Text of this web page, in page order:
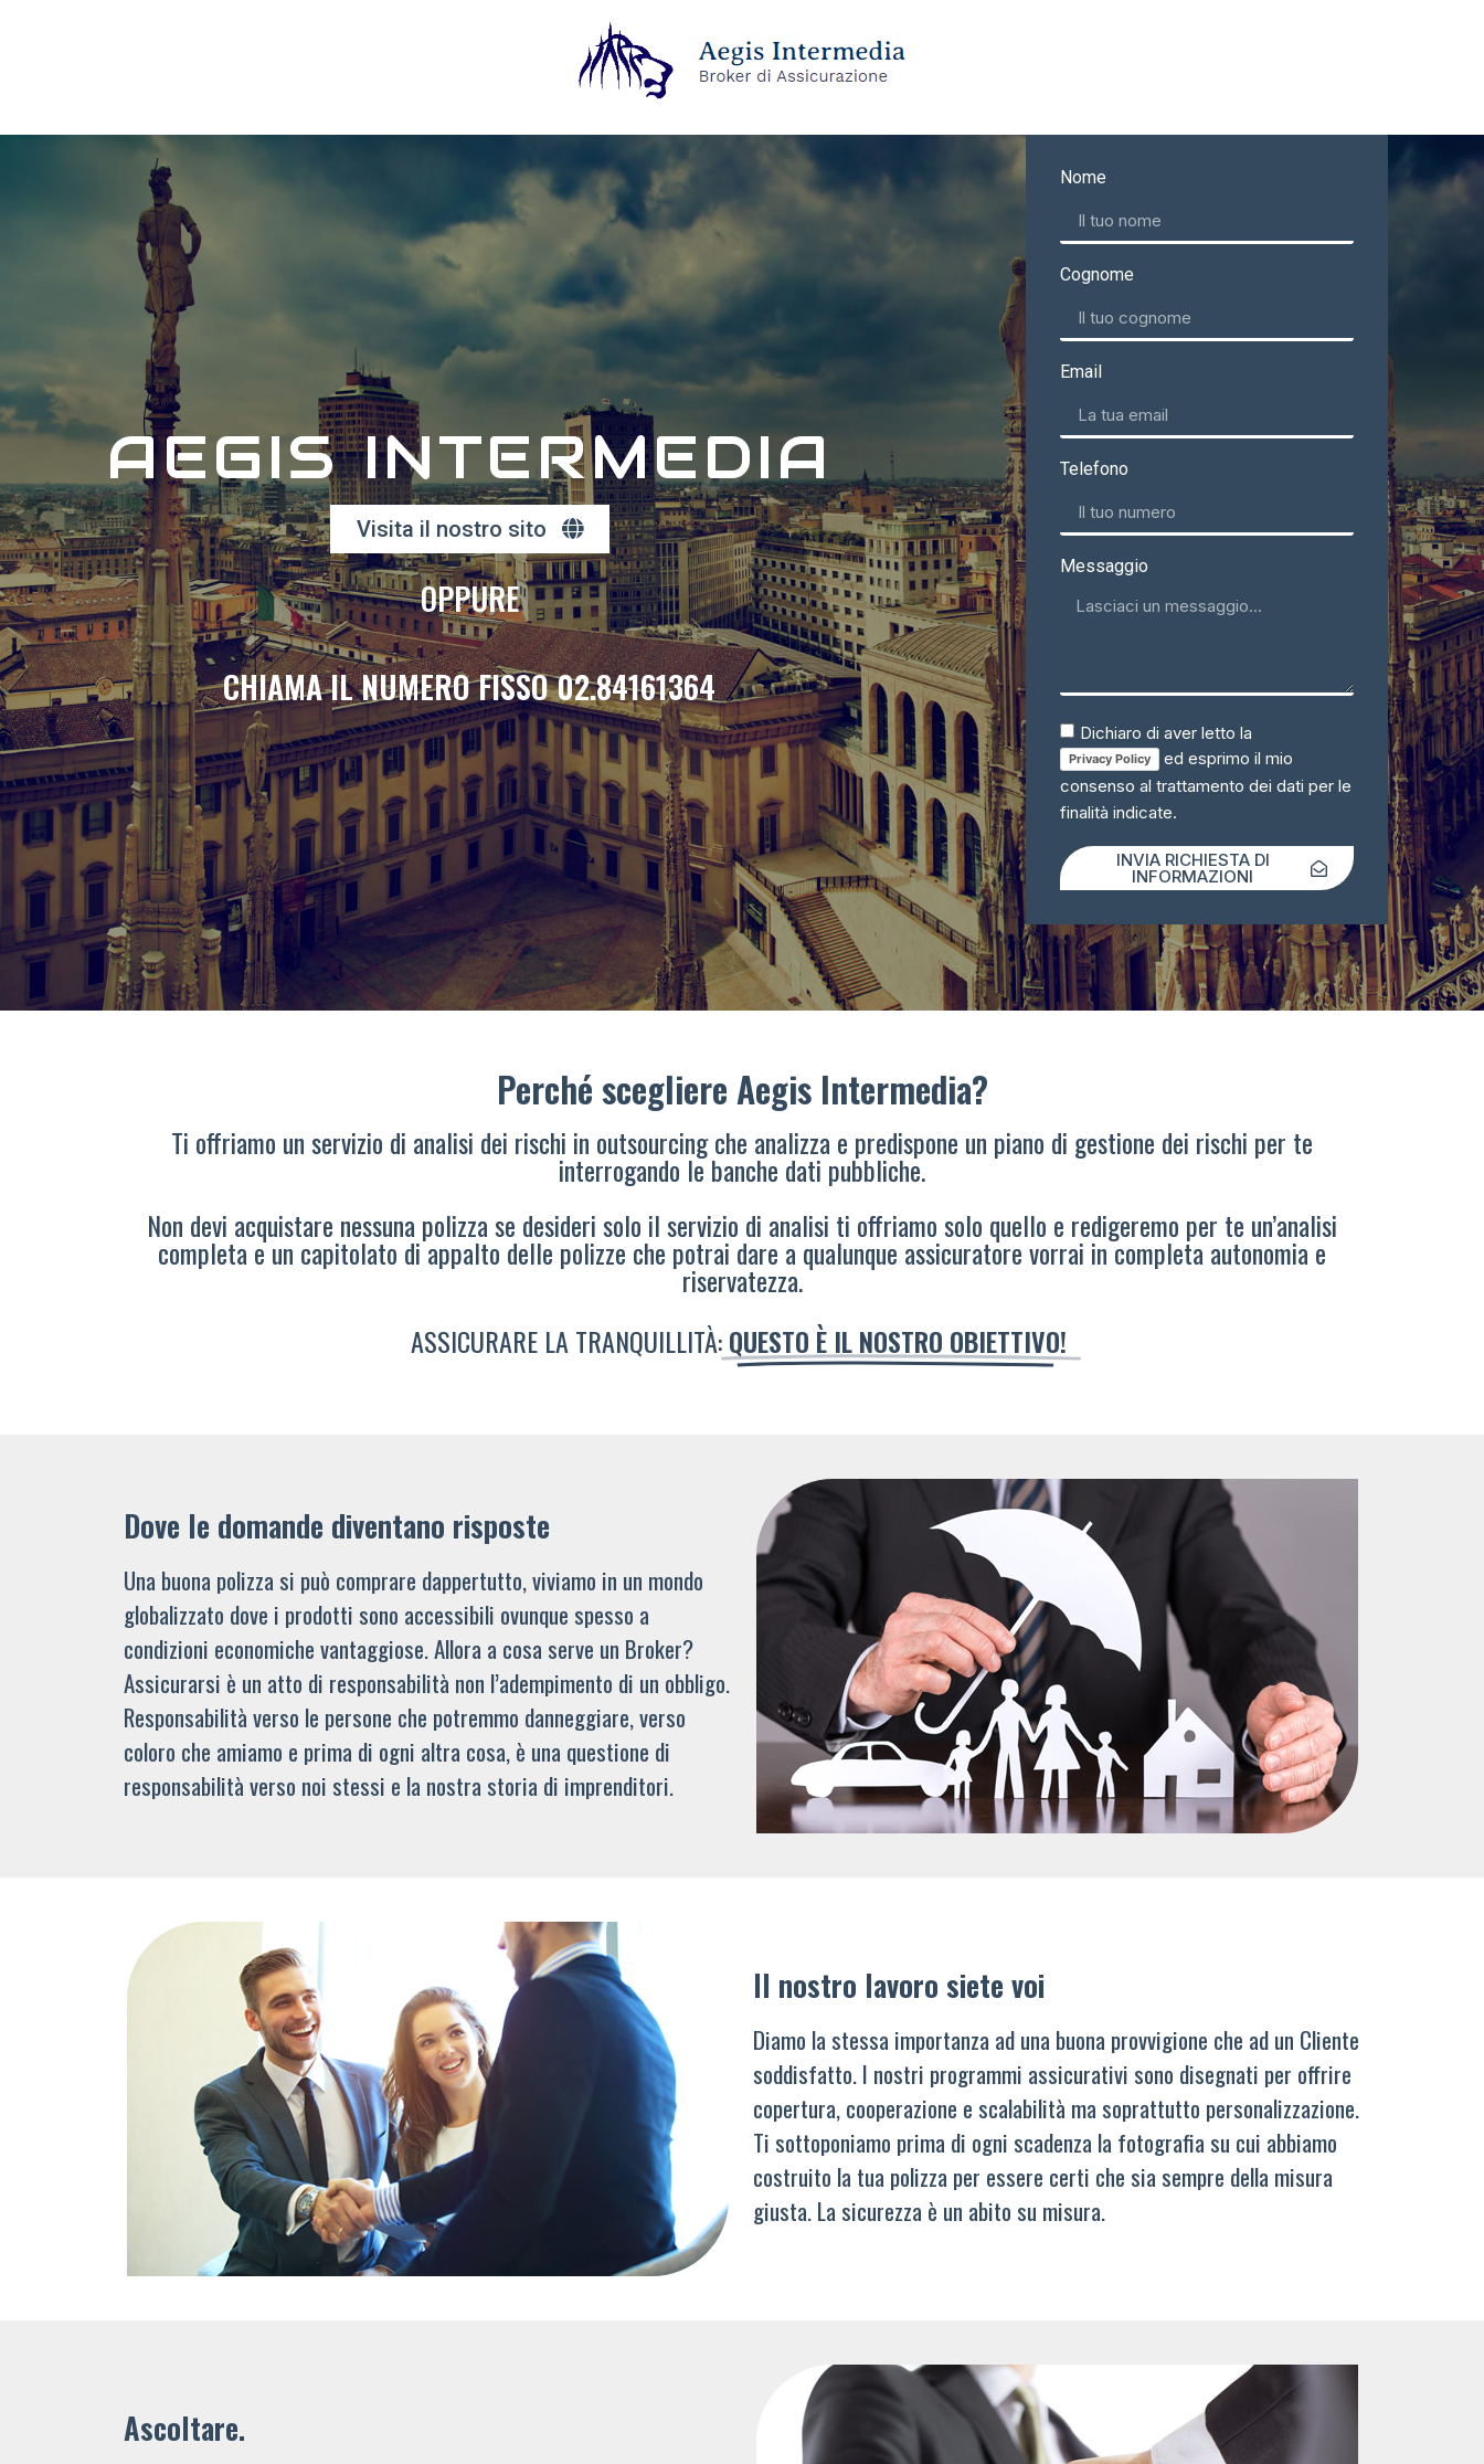
AEGIS INTERMEDIA
Visita il nostro sito
OPPURE
CHIAMA IL NUMERO FISSO 02.84161364
Nome
Cognome
Email
Telefono
Messaggio
Dichiaro di aver letto la
Privacy Policy
ed esprimo il mio
consenso al trattamento dei dati per le
finalità indicate.
INVIA RICHIESTA DI
INFORMAZIONI
Perché scegliere Aegis Intermedia?
Ti offriamo un servizio di analisi dei rischi in outsourcing che analizza e predispone un piano di gestione dei rischi per te
interrogando le banche dati pubbliche.
Non devi acquistare nessuna polizza se desideri solo il servizio di analisi ti offriamo solo quello e redigeremo per te un’analisi
completa e un capitolato di appalto delle polizze che potrai dare a qualunque assicuratore vorrai in completa autonomia e
riservatezza.
ASSICURARE LA TRANQUILLITÀ:QUESTO È IL NOSTRO OBIETTIVO!
Dove le domande diventano risposte
Una buona polizza si può comprare dappertutto, viviamo in un mondo
globalizzato dove i prodotti sono accessibili ovunque spesso a
condizioni economiche vantaggiose. Allora a cosa serve un Broker?
Assicurarsi è un atto di responsabilità non l’adempimento di un obbligo.
Responsabilità verso le persone che potremmo danneggiare, verso
coloro che amiamo e prima di ogni altra cosa, è una questione di
responsabilità verso noi stessi e la nostra storia di imprenditori.
Il nostro lavoro siete voi
Diamo la stessa importanza ad una buona provvigione che ad un Cliente
soddisfatto. I nostri programmi assicurativi sono disegnati per offrire
copertura, cooperazione e scalabilità ma soprattutto personalizzazione.
Ti sottoponiamo prima di ogni scadenza la fotografia su cui abbiamo
costruito la tua polizza per essere certi che sia sempre della misura
giusta. La sicurezza è un abito su misura.
Ascoltare.